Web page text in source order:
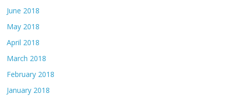
June 2018
May 2018
April 2018
March 2018
February 2018
January 2018